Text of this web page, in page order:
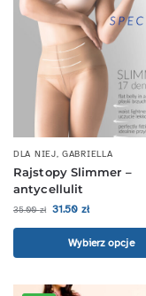
DLA NIEJ,GABRIELLA
Rajstopy Slimmer –
antycellulit
35.00zł 31.50 zł
Wybierz opcje